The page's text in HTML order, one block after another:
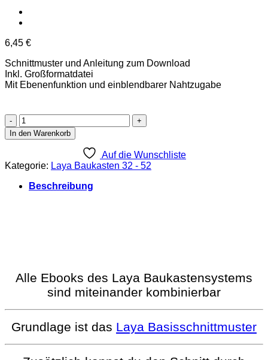
6,45 €
Schnittmuster und Anleitung zum Download
Inkl. Großformatdatei
Mit Ebenenfunktion und einblendbarer Nahtzugabe
Laya
Basisschnittmuster
Kleid
Größe
32-
52
In den Warenkorb
Auf die Wunschliste
Kategorie: Laya Baukasten 32 - 52
Beschreibung
Alle Ebooks des Laya Baukastensystems
sind miteinander kombinierbar
Grundlage ist das Laya Basisschnittmuster